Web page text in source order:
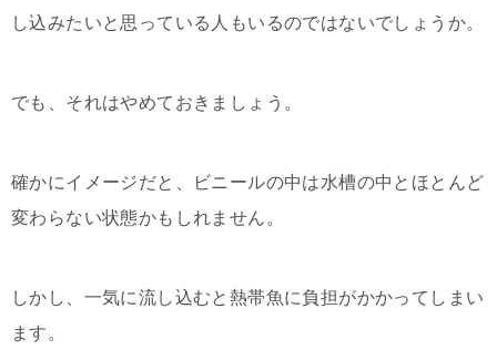
し込みたいと思っている人もいるのではないでしょうか。
でも、それはやめておきましょう。
確かにイメージだと、ビニールの中は水槽の中とほとんど
変わらない状態かもしれません。
しかし、一気に流し込むと熱帯魚に負担がかかってしまい
ます。